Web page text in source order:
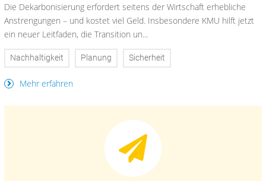
Die Dekarbonisierung erfordert seitens der Wirtschaft erhebliche
Anstrengungen – und kostet viel Geld. Insbesondere KMU hilft jetzt
ein neuer Leitfaden, die Transition un...
Nachhaltigkeit Planung Sicherheit
Mehr erfahren